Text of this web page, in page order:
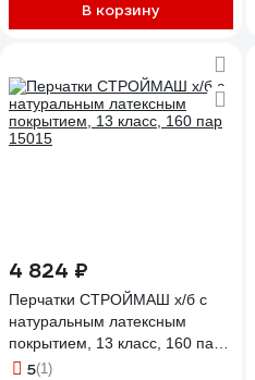
В корзину
4 824 ₽
Перчатки СТРОЙМАШ х/б с
натуральным латексным
покрытием, 13 класс, 160 пар
15015
5(1)